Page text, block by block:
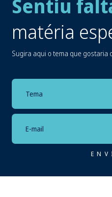
Sentiu
matéria
Sugira aqui o tema que gostaria